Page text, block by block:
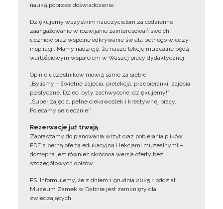
nauką poprzez doświadczenie.
Dziękujemy wszystkim nauczycielom za codzienne
zaangażowanie w rozwijanie zainteresowań swoich
uczniów oraz wspólne odkrywanie świata pełnego wiedzy i
inspiracji. Mamy nadzieję, że nasze lekcje muzealne będą
wartościowym wsparciem w Waszej pracy dydaktycznej.
Opinie uczestników mówią same za siebie:
„Byliśmy – świetne zajęcia, prelekcja, przebieranki, zajęcia
plastyczne. Dzieci były zachwycone, dziękujemy!”
„Super zajęcia, pełne ciekawostek i kreatywnej pracy.
Polecamy serdecznie!”
Rezerwacje już trwają
Zapraszamy do planowania wizyt oraz pobierania plików
PDF z pełną ofertą edukacyjną i lekcjami muzealnymi –
dostępna jest również skrócona wersja oferty bez
szczegółowych opisów.
PS. Informujemy, że z dniem 1 grudnia 2025 r. oddział
Muzeum Zamek w Dębnie jest zamknięty dla
zwiedzających.